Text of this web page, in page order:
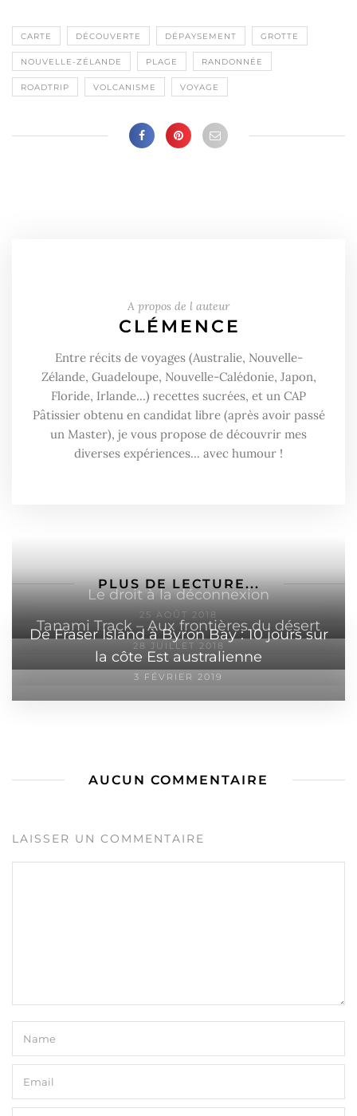
CARTE DÉCOUVERTE DÉPAYSEMENT GROTTE
NOUVELLE-ZÉLANDE PLAGE RANDONNÉE
ROADTRIP VOLCANISME VOYAGE
A propos de l auteur
CLÉMENCE
Entre récits de voyages (Australie, Nouvelle-
Zélande, Guadeloupe, Nouvelle-Calédonie, Japon,
Floride, Irlande...) recettes sucrées, et un CAP
Pâtissier obtenu en candidat libre (après avoir passé
un Master), je vous propose de découvrir mes
diverses expériences... avec humour !
PLUS DE LECTURE...
Le droit à la déconnexion
25 AOÛT 2018
Tanami Track – Aux frontières du désert
28 JUILLET 2018
De Fraser Island à Byron Bay : 10 jours sur
la côte Est australienne
3 FÉVRIER 2019
AUCUN COMMENTAIRE
LAISSER UN COMMENTAIRE